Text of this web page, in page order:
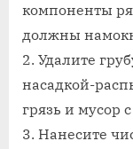
компоненты
должны
2. Удалите
насадкой-
грязь и мусор
3. Нанесите